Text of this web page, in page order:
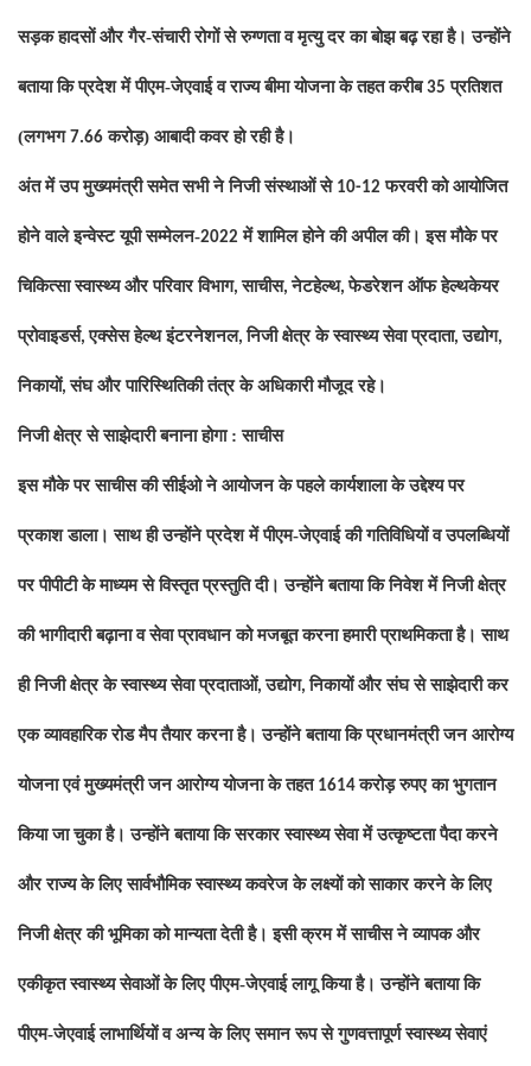
सड़क हादसों और गैर-संचारी रोगों से रुग्णता व मृत्यु दर का बोझ बढ़ रहा है। उन्होंने
बताया कि प्रदेश में पीएम-जेएवाई व राज्य बीमा योजना के तहत करीब35 प्रतिशत
(लगभग 7.66 करोड़) आबादी कवर हो रही है।
अंत में उप मुख्यमंत्री समेत सभी ने निजी संस्थाओं से 10-12 फरवरी को आयोजित
होने वाले इन्वेस्ट यूपी सम्मेलन-2022 में शामिल होने की अपील की। इस मौके पर
चिकित्सा स्वास्थ्य और परिवार विभाग,साचीस,नेटहेल्थ,फेडरेशन ऑफ हेल्थकेयर
प्रोवाइडर्स,एक्सेस हेल्थ इंटरनेशनल,निजी क्षेत्र के स्वास्थ्य सेवा प्रदाता,उद्योग,
निकायों,संघ और पारिस्थितिकी तंत्र के अधिकारी मौजूद रहे।
निजी क्षेत्र से साझेदारी बनाना होगा : साचीस
इस मौके पर साचीस की सीईओ ने आयोजन के पहले कार्यशाला के उद्देश्य पर
प्रकाश डाला। साथ ही उन्होंने प्रदेश में पीएम-जेएवाई की गतिविधियों व उपलब्धियों
पर पीपीटी के माध्यम से विस्तृत प्रस्तुति दी। उन्होंने बताया कि निवेश में निजी क्षेत्र
की भागीदारी बढ़ाना व सेवा प्रावधान को मजबूत करना हमारी प्राथमिकता है। साथ
ही निजी क्षेत्र के स्वास्थ्य सेवा प्रदाताओं,उद्योग,निकायों और संघ से साझेदारी कर
एक व्यावहारिक रोड मैप तैयार करना है। उन्होंने बताया कि प्रधानमंत्री जन आरोग्य
योजना एवं मुख्यमंत्री जन आरोग्य योजना के तहत 1614करोड़ रुपए का भुगतान
किया जा चुका है। उन्होंने बताया कि सरकार स्वास्थ्य सेवा में उत्कृष्टता पैदा करने
और राज्य के लिए सार्वभौमिक स्वास्थ्य कवरेज के लक्ष्यों को साकार करने के लिए
निजी क्षेत्र की भूमिका को मान्यता देती है। इसी क्रम में साचीस ने व्यापक और
एकीकृत स्वास्थ्य सेवाओं के लिए पीएम-जेएवाई लागू किया है। उन्होंने बताया कि
पीएम-जेएवाई लाभार्थियों व अन्य के लिए समान रूप से गुणवत्तापूर्ण स्वास्थ्य सेवाएं